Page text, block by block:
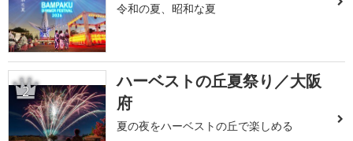
令和の夏、昭和な夏
2
ハーベストの丘夏祭り／大阪
府
夏の夜をハーベストの丘で楽しめる